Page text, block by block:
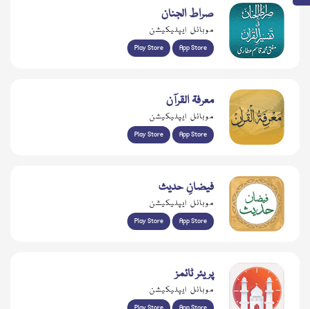
صراط الجنان
موبائل ایپلیکیشن
Play Store App Store
معرفۃ القرآن
موبائل ایپلیکیشن
Play Store App Store
فیضانِ حدیث
موبائل ایپلیکیشن
Play Store App Store
پریئر ٹائمز
موبائل ایپلیکیشن